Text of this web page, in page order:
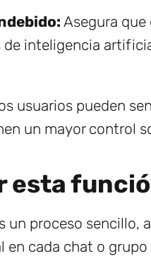
Asegura
inteligencia
usuarios pueden
un mayor control
esta
proceso sencillo,
en cada chat o